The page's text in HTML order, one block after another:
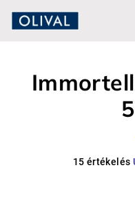
A
15 értékelés